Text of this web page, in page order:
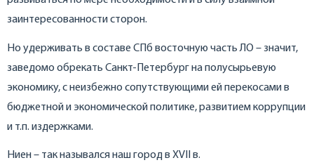
заинтересованности сторон.
Но удерживать в составе СПб восточную часть ЛО – значит,
заведомо обрекать Санкт-Петербург на полусырьевую
экономику, с неизбежно сопутствующими ей перекосами в
бюджетной и экономической политике, развитием коррупции
и т.п. издержками.
Ниен – так назывался наш город в XVII в.